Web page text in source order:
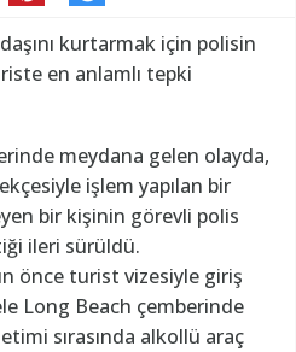
kurtarmak için polisin
en anlamlı tepki
meydana gelen olayda,
işlem yapılan bir
bir kişinin görevli polis
ileri sürüldü.
önce turist vizesiyle giriş
Long Beach çemberinde
sırasında alkollü araç